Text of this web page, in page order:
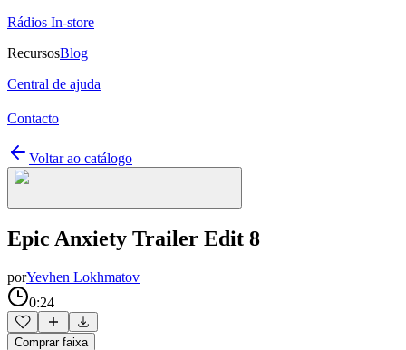
Rádios In-store
RecursosBlog
Central de ajuda
Contacto
Voltar ao catálogo
Epic Anxiety Trailer Edit 8
porYevhen Lokhmatov
0:24
Comprar faixa